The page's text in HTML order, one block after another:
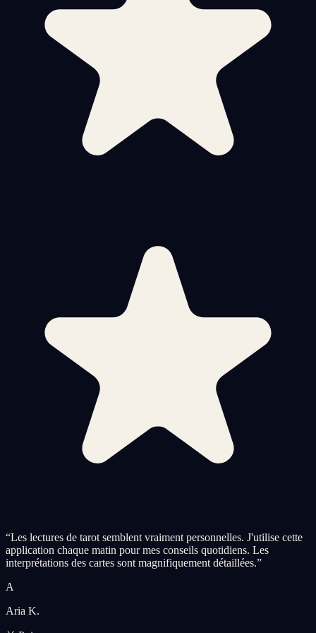
“Les lectures de tarot semblent vraiment personnelles. J'utilise cette
application chaque matin pour mes conseils quotidiens. Les
interprétations des cartes sont magnifiquement détaillées.”
A
Aria K.